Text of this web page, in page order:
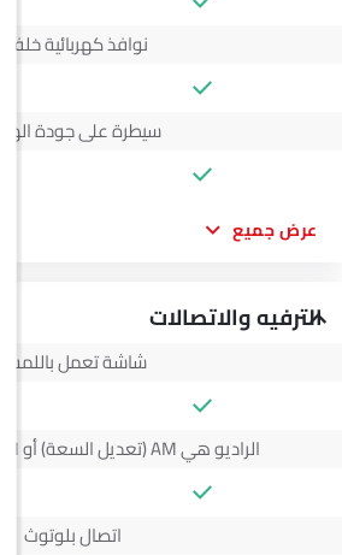
نوافذ كهربائية خلفية
سيطرة على جودة الهواء
عرض جميع
الترفيه والاتصالات
شاشة تعمل باللمس
الراديو هي AM (تعديل السعة) أو FM (تضمين التردد)،
اتصال بلوتوث